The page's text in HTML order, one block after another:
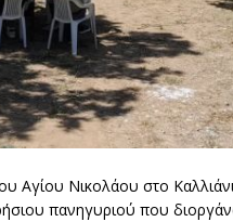
Αγίου Νικολάου στο
πανηγυριού που